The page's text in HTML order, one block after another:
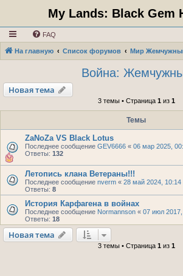
My Lands: Black Gem
FAQ
На главную Список форумов Мир
Война:
Новая тема
3 темы • Страница 1из 1
Темы
ZaNoZa VS Black Lotus
Последнее сообщение GEV6666 « 06 мар 2025,
Ответы: 132
Летопись клана Ветераны!!!
Последнее сообщение nverm « 28 май 2024, 10:14
Ответы: 8
История Карфагена в войнах
Последнее сообщение Normannson « 07 июл
Ответы: 18
Новая тема
3 темы • Страница 1из 1